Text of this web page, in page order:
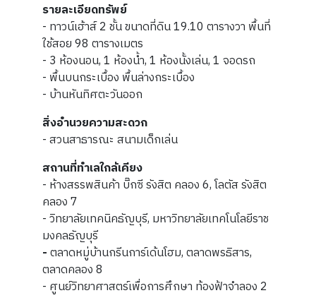
รายละเอียดทรัพย์
- ทาวน์เฮ้าส์ 2 ชั้น ขนาดที่ดิน 19.10 ตารางวา พื้นที่
ใช้สอย 98 ตารางเมตร
- 3 ห้องนอน, 1 ห้องน้ำ, 1 ห้องนั้งเล่น, 1 จอดรถ
- พื้นบนกระเบื้อง พื้นล่างกระเบื้อง
- บ้านหันทิศตะวันออก
สิ่งอำนวยความสะดวก
- สวนสาธารณะ สนามเด็กเล่น
สถานที่ทำเลใกล้เคียง
- ห้างสรรพสินค้า บิ๊กซี รังสิต คลอง 6, โลตัส รังสิต
คลอง 7
- วิทยาลัยเทคนิคธัญบุรี, มหาวิทยาลัยเทคโนโลยีราช
มงคลธัญบุรี
-ตลาดหมู่บ้านกรีนการ์เด้นโฮม, ตลาดพรธิสาร,
ตลาดคลอง 8
- ศูนย์วิทยาศาสตร์เพื่อการศึกษา ท้องฟ้าจำลอง 2